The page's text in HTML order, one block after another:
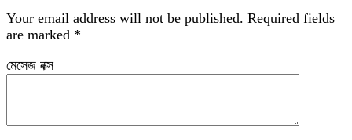
Your email address will not be published. Required fields
are marked *
মেসেজ বক্স